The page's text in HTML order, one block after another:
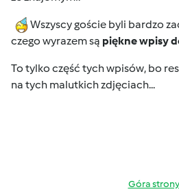
Wszyscy goście byli bardzo
czego wyrazem są piękne wpisy
To tylko część tych wpisów, bo
na tych malutkich zdjęciach...
Góra strony